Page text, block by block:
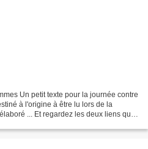
Un petit texte pour la journée contre
à l'origine à être lu lors de la
... Et regardez les deux liens que